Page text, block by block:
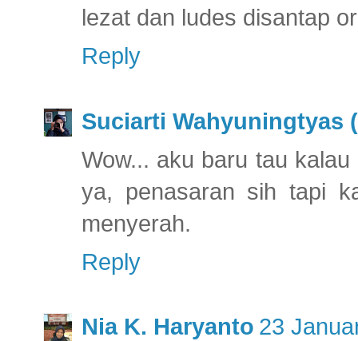
lezat dan ludes disantap
Reply
Suciarti Wahyuningtyas
Wow... aku baru tau
ya, penasaran sih tapi
menyerah.
Reply
Nia K. Haryanto 23